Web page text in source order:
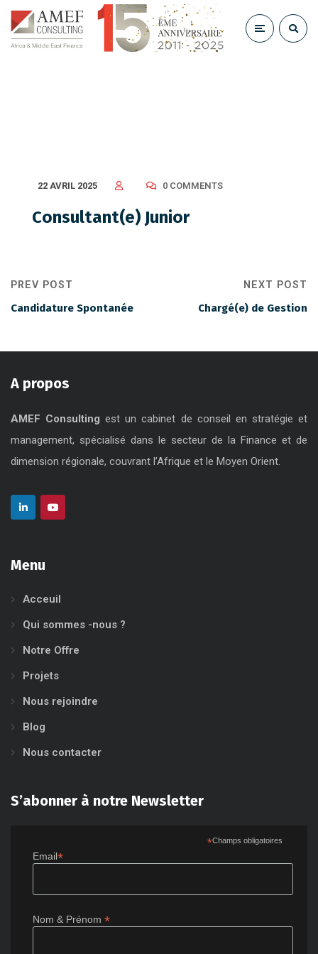
22 AVRIL 2025 0 COMMENTS
Consultant(e) Junior
PREV POST
Candidature Spontanée
NEXT POST
Chargé(e) de Gestion
A propos
AMEF Consulting est un cabinet de conseil en stratégie et
management, spécialisé dans le secteur de la Finance et de
dimension régionale, couvrant l’Afrique et le Moyen Orient.
Menu
Acceuil
Qui sommes -nous ?
Notre Offre
Projets
Nous rejoindre
Blog
Nous contacter
S’abonner à notre Newsletter
*Champs obligatoires
Email*
Nom & Prénom*